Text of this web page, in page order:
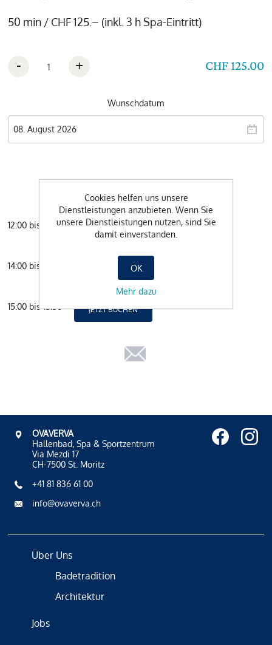
50 min / CHF 125.– (inkl. 3 h Spa-Eintritt)
CHF 125.00
- +
Wunschdatum
12:00 bis 12:50 JETZT BUCHEN
14:00 bis 14:50 JETZT BUCHEN
15:00 bis 15:50 JETZT BUCHEN
OVAVERVA
Hallenbad, Spa & Sportzentrum
Via Mezdi 17
CH-7500 St. Moritz
+41 81 836 61 00
info@ovaverva.ch
Über Uns
Badetradition
Architektur
Jobs
Cookies helfen uns unsere
Dienstleistungen anzubieten. Wenn Sie
unsere Dienstleistungen nutzen, sind Sie
damit einverstanden.
OK
Mehr dazu